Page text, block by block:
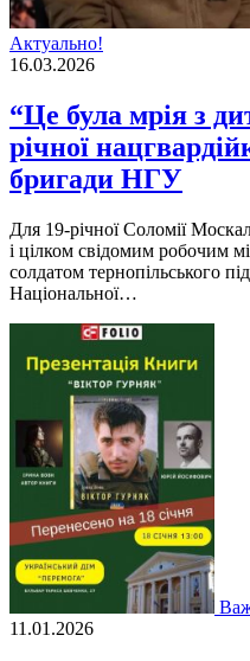
Актуально!
16.03.2026
“Це була мрія з
річної
бригади НГУ
Для 19-річної Соломії
і цілком свідомим робочим
солдатом тернопільського
Національної…
11.01.2026